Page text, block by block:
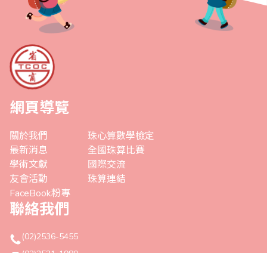
網頁導覽
關於我們
最新消息
學術文獻
友會活動
FaceBook粉專
珠心算數學檢定
全國珠算比賽
國際交流
珠算連結
聯絡我們
(02)2536-5455